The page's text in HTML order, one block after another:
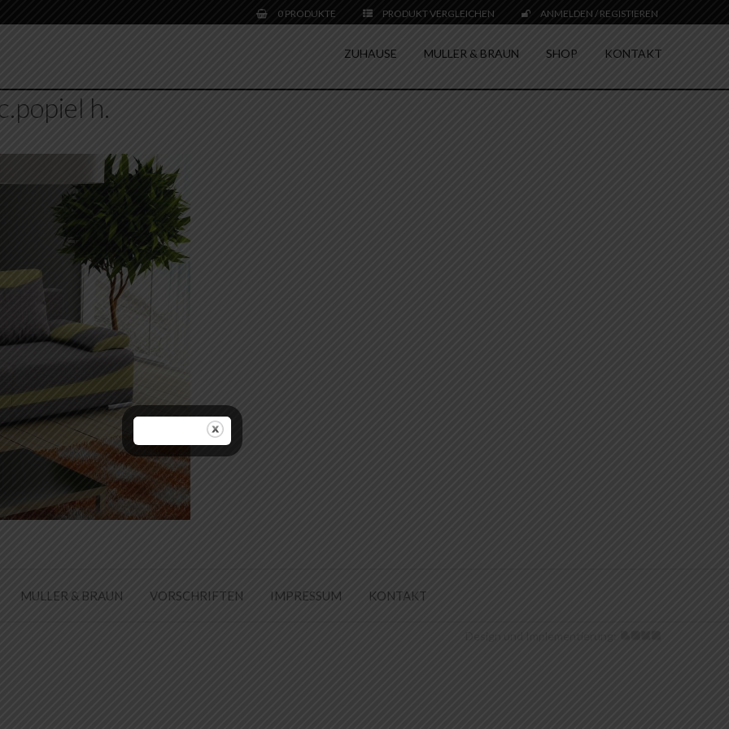
0 PRODUKTE PRODUKT VERGLEICHEN ANMELDEN / REGISTIEREN
ZUHAUSE MULLER & BRAUN SHOP KONTAKT
h.
MULLER & BRAUN VORSCHRIFTEN IMPRESSUM KONTAKT